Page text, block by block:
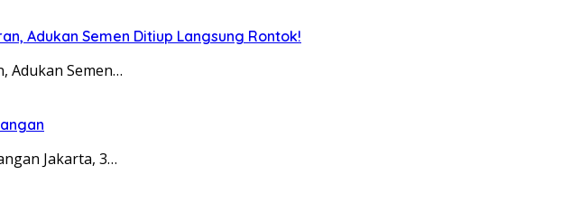
Adukan Semen Ditiup Langsung Rontok!
Adukan Semen…
Jakarta, 3…